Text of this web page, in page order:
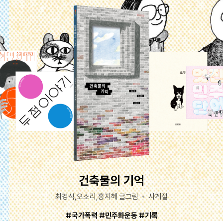
건축물의 기억
최경식,오소리,홍지혜 글그림
사계절
#국가폭력 #민주화운동 #기록